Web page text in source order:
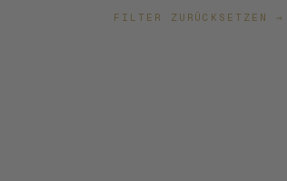
FILTER ZURÜCKSETZEN →